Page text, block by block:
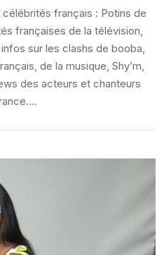
français : Potins de
françaises de la télévision,
sur les clashs de booba,
de la musique, Shy’m,
des acteurs et chanteurs